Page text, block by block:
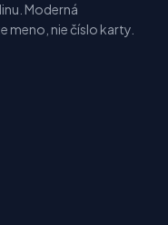
Moderná
meno, nie číslo karty.